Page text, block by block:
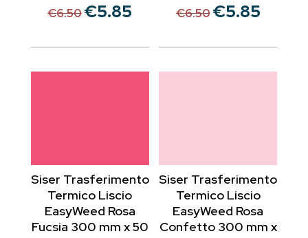
€6.50 Il
originale
€5.85
attuale
€6.50 Il
originale
€5.85Il
attuale
Siser Trasferimento
Termico Liscio
EasyWeed Rosa
Fucsia 300 mm x 50
Siser Trasferimento
Termico Liscio
EasyWeed Rosa
Confetto 300 mm x